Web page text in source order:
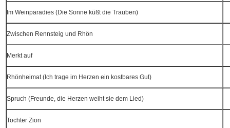
Im Weinparadies (Die Sonne küßt die Trauben)
Zwischen Rennsteig und Rhön
Merkt auf
Rhönheimat (Ich trage im Herzen ein kostbares Gut)
Spruch (Freunde, die Herzen weiht sie dem Lied)
Tochter Zion